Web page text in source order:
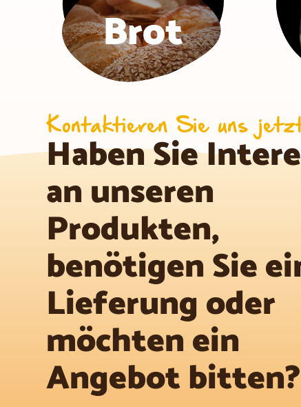
Brot
Kontaktieren Sie uns
Haben Sie
an unseren
Produkten,
benötigen Sie
Lieferung oder
möchten ein
Angebot bitten?